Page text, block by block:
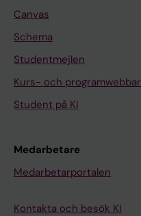
Canvas
Schema
Studentmejlen
Kurs- och programwebbar
Student på KI
Medarbetare
Medarbetarportalen
Kontakta och besök KI